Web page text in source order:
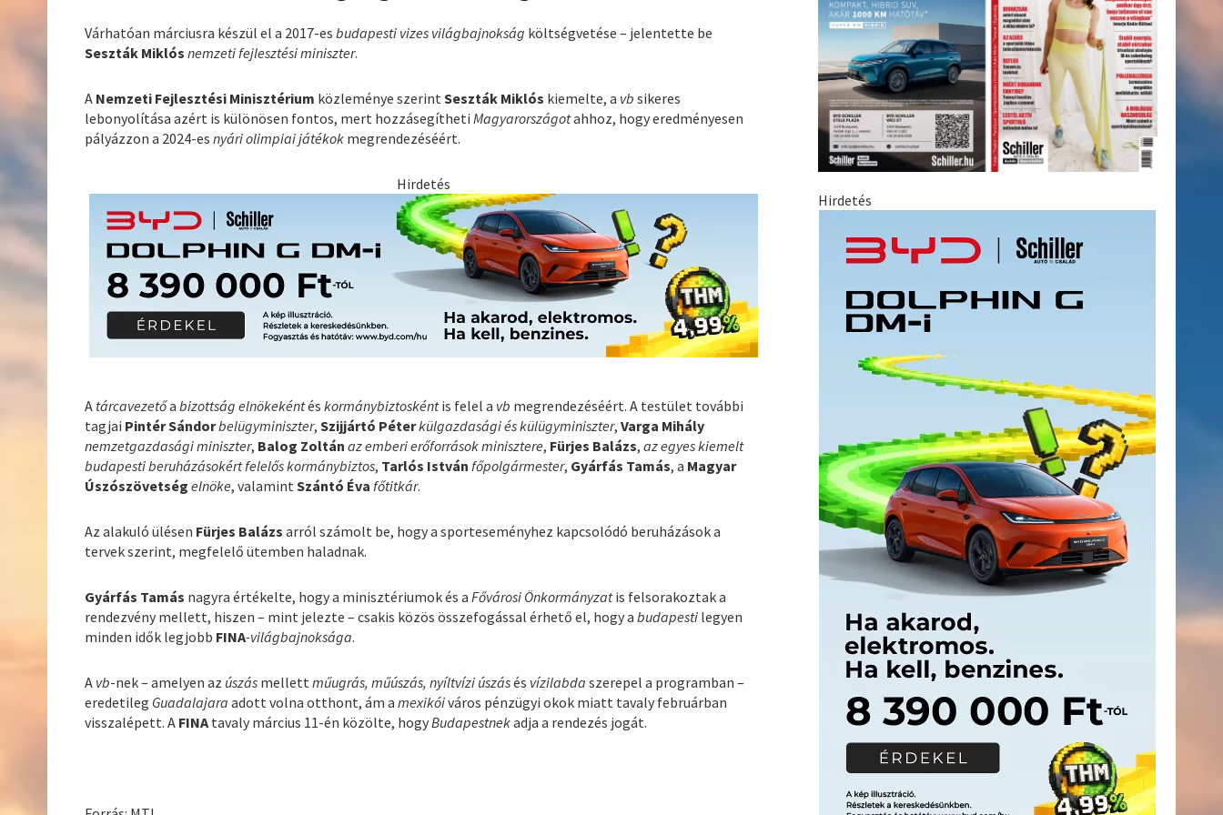
Várhatóan márciusra készül el a 2017-esbudapesti vizes világbajnokság költségvetése – jelentette be
Seszták Miklós nemzeti fejlesztési miniszter.
A Nemzeti Fejlesztési Minisztérium közleménye szerintSeszták Miklós kiemelte, a vb sikeres
lebonyolítása azért is különösen fontos, mert hozzásegíthetiMagyarországotahhoz, hogy eredményesen
pályázzon a 2024-esnyári olimpiai játékok megrendezéséért.
Hirdetés
A tárcavezetőa bizottság elnökekéntéskormánybiztoskéntis felel a vb megrendezéséért. A testület további
tagjai Pintér Sándorbelügyminiszter,Szijjártó Péterkülgazdasági és külügyminiszter,Varga Mihály
nemzetgazdasági miniszter, Balog Zoltán az emberi erőforrások minisztere, Fürjes Balázs,az egyes kiemelt
budapesti beruházásokért felelős kormánybiztos, Tarlós István főpolgármester, Gyárfás Tamás, a Magyar
Úszószövetség elnöke, valamintSzántó Éva főtitkár.
Az alakuló ülésen Fürjes Balázs arról számolt be, hogy a sporteseményhez kapcsolódó beruházások a
tervek szerint, megfelelő ütemben haladnak.
Gyárfás Tamás nagyra értékelte, hogy a minisztériumok és aFővárosi Önkormányzatis felsorakoztak a
rendezvény mellett, hiszen – mint jelezte – csakis közös összefogással érhető el, hogy abudapesti legyen
minden idők legjobb FINA-világbajnoksága.
A vb-nek – amelyen az úszás mellettműugrás, műúszás, nyíltvízi úszásés vízilabda szerepel a programban –
eredetileg Guadalajara adott volna otthont, ám amexikóiváros pénzügyi okok miatt tavaly februárban
visszalépett. A FINA tavaly március 11-én közölte, hogyBudapestnekadja a rendezés jogát.
Hirdetés